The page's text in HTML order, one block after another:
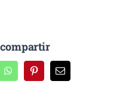
WhatsAppPinterestCorreo